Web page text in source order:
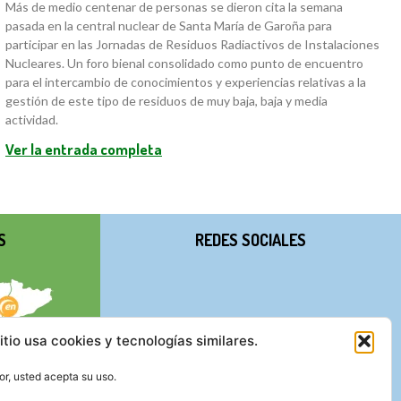
usa cookies y tecnologías similares.
usted acepta su uso.
Más de medio centenar de personas se dieron cita la semana
pasada en la central nuclear de Santa María de Garoña para
participar en las Jornadas de Residuos Radiactivos de Instalaciones
Nucleares. Un foro bienal consolidado como punto de encuentro
para el intercambio de conocimientos y experiencias relativas a la
gestión de este tipo de residuos de muy baja, baja y media
actividad.
Ver la entrada completa
REDES SOCIALES